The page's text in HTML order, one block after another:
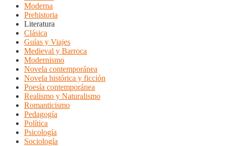
Moderna
Prehistoria
Literatura
Clásica
Guías y Viajes
Medieval y Barroca
Modernismo
Novela contemporánea
Novela histórica y ficción
Poesía contemporánea
Realismo y Naturalismo
Romanticismo
Pedagogía
Política
Psicología
Sociología